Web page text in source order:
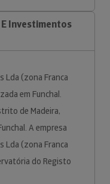
Investimentos
Lda (zona Franca
em Funchal.
de Madeira,
A empresa
Lda (zona Franca
do Registo